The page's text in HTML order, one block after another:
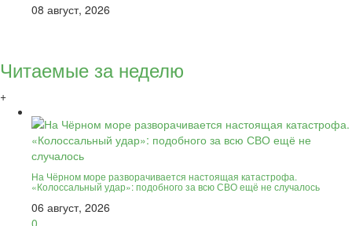
08 август, 2026
Читаемые за неделю
+
На Чёрном море разворачивается настоящая катастрофа.
«Колоссальный удар»: подобного за всю СВО ещё не случалось
06 август, 2026
0